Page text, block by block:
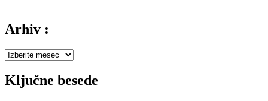
Arhiv :
Arhiv
Ključne besede